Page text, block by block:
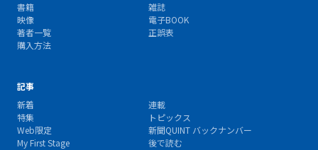
書籍
雑誌
映像
電子BOOK
著者一覧
正誤表
購入方法
記事
新着
連載
特集
トピックス
Web限定
新聞QUINT バックナンバー
My First Stage
後で読む